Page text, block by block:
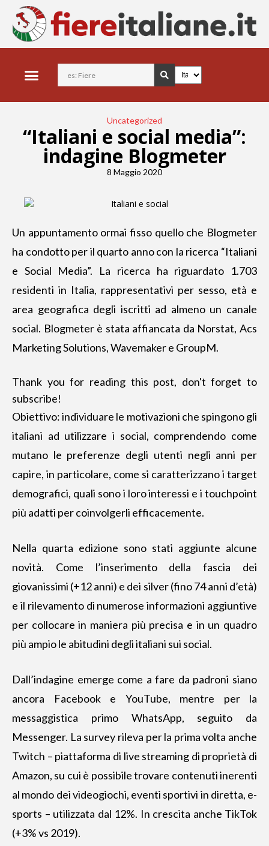
Uncategorized
“Italiani e social media”:
indagine Blogmeter
8 Maggio 2020
Un appuntamento ormai fisso quello che Blogmeter
ha condotto per il quarto anno con la ricerca “Italiani
e Social Media”. La ricerca ha riguardato 1.703
residenti in Italia, rappresentativi per sesso, età e
area geografica degli iscritti ad almeno un canale
social. Blogmeter è stata affiancata da Norstat, Acs
Marketing Solutions, Wavemaker e GroupM.
Thank you for reading this post, don't forget to
subscribe!
Obiettivo: individuare le motivazioni che spingono gli
italiani ad utilizzare i social, comprendendo come
mutano le preferenze degli utenti negli anni per
capire, in particolare, come si caratterizzano i target
demografici, quali sono i loro interessi e i touchpoint
più adatti per coinvolgerli efficacemente.
Nella quarta edizione sono stati aggiunte alcune
novità. Come l’inserimento della fascia dei
giovanissimi (+12 anni) e dei silver (fino 74 anni d’età)
e il rilevamento di numerose informazioni aggiuntive
per collocare in maniera più precisa e in un quadro
più ampio le abitudini degli italiani sui social.
Dall’indagine emerge come a fare da padroni siano
ancora Facebook e YouTube, mentre per la
messaggistica primo WhatsApp, seguito da
Messenger. La survey rileva per la prima volta anche
Twitch – piattaforma di live streaming di proprietà di
Amazon, su cui è possibile trovare contenuti inerenti
al mondo dei videogiochi, eventi sportivi in diretta, e-
sports – utilizzata dal 12%. In crescita anche TikTok
(+3% vs 2019).